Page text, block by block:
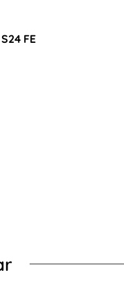
FE